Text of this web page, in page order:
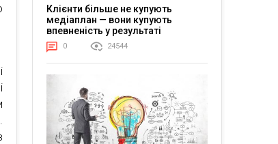
Клієнти більше не купують
медіаплан — вони купують
впевненість у результаті
0 24544